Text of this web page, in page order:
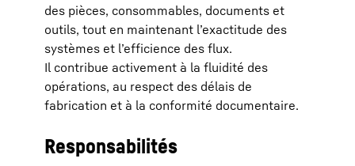
des pièces, consommables, documents et
outils, tout en maintenant l’exactitude des
systèmes et l’efficience des flux.
Il contribue activement à la fluidité des
opérations, au respect des délais de
fabrication et à la conformité documentaire.
Responsabilités